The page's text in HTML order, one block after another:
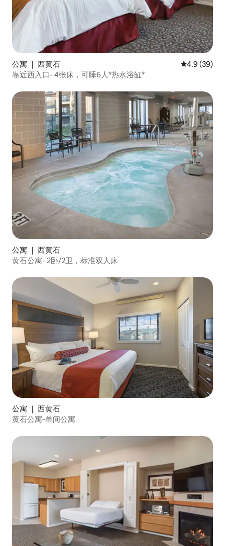
公寓 ｜ 西黄石 平均评分
4.9 (39)
靠近西入口- 4张床，可睡6人*热水浴缸*
公寓 ｜ 西黄石
黄石公寓- 2卧/2卫，标准双人床
公寓 ｜ 西黄石
黄石公寓-单间公寓